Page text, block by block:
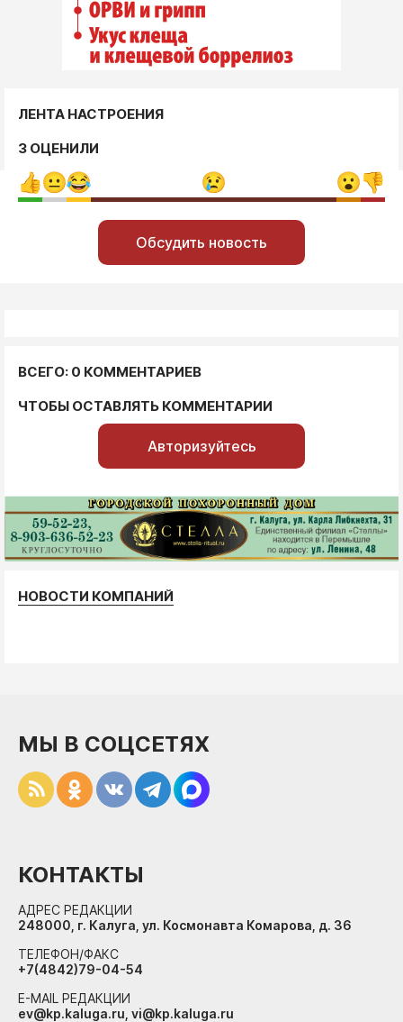
ЛЕНТА НАСТРОЕНИЯ
3 ОЦЕНИЛИ
Обсудить новость
ВСЕГО: 0 КОММЕНТАРИЕВ
ЧТОБЫ ОСТАВЛЯТЬ КОММЕНТАРИИ
Авторизуйтесь
НОВОСТИ КОМПАНИЙ
МЫ В СОЦСЕТЯХ
КОНТАКТЫ
АДРЕС РЕДАКЦИИ
248000, г. Калуга, ул. Космонавта Комарова, д. 36
ТЕЛЕФОН/ФАКС
+7(4842)79-04-54
E-MAIL РЕДАКЦИИ
ev@kp.kaluga.ru, vi@kp.kaluga.ru